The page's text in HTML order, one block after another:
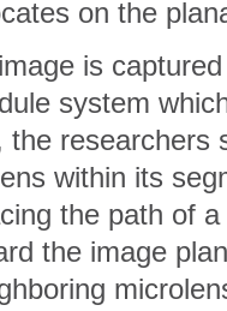
on the
is
system
the researchers
within its
the path of
the image